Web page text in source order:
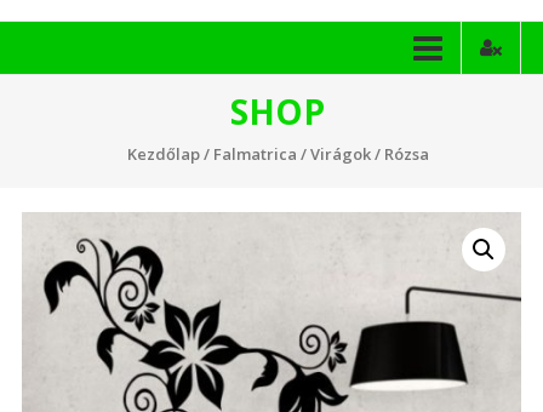
SHOP
Kezdőlap/ Falmatrica /Virágok/ Rózsa